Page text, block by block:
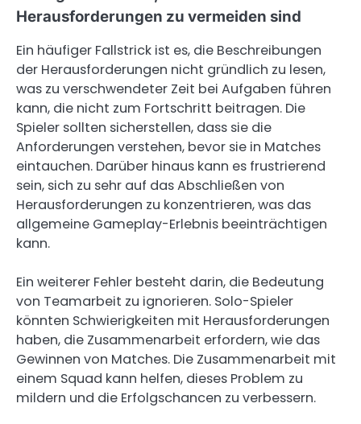
Herausforderungen zu vermeiden sind
Ein häufiger Fallstrick ist es, die Beschreibungen
der Herausforderungen nicht gründlich zu lesen,
was zu verschwendeter Zeit bei Aufgaben führen
kann, die nicht zum Fortschritt beitragen. Die
Spieler sollten sicherstellen, dass sie die
Anforderungen verstehen, bevor sie in Matches
eintauchen. Darüber hinaus kann es frustrierend
sein, sich zu sehr auf das Abschließen von
Herausforderungen zu konzentrieren, was das
allgemeine Gameplay-Erlebnis beeinträchtigen
kann.
Ein weiterer Fehler besteht darin, die Bedeutung
von Teamarbeit zu ignorieren. Solo-Spieler
könnten Schwierigkeiten mit Herausforderungen
haben, die Zusammenarbeit erfordern, wie das
Gewinnen von Matches. Die Zusammenarbeit mit
einem Squad kann helfen, dieses Problem zu
mildern und die Erfolgschancen zu verbessern.